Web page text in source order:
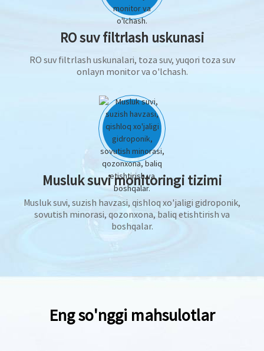
RO suv filtrlash uskunasi
RO suv filtrlash uskunalari, toza suv, yuqori toza suv
onlayn monitor va o'lchash.
Musluk suvi monitoringi tizimi
Musluk suvi, suzish havzasi, qishloq xo'jaligi gidroponik,
sovutish minorasi, qozonxona, baliq etishtirish va
boshqalar.
Eng so'nggi mahsulotlar